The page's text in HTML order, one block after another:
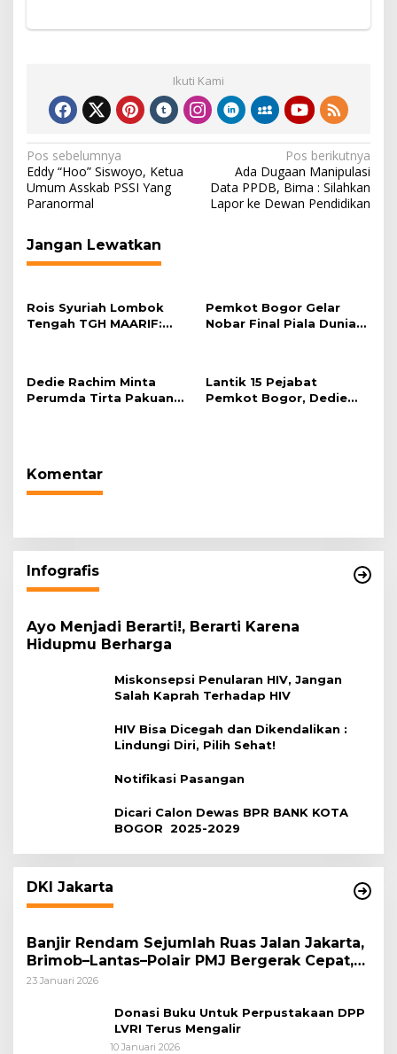
Ikuti Kami
Navigasi
pos
Pos sebelumnya
Eddy “Hoo” Siswoyo, Ketua
Umum Asskab PSSI Yang
Paranormal
Pos berikutnya
Ada Dugaan Manipulasi
Data PPDB, Bima : Silahkan
Lapor ke Dewan Pendidikan
Jangan Lewatkan
Rois Syuriah Lombok
Tengah TGH MAARIF:
Pemkot Bogor Gelar
Nobar Final Piala Dunia
Dedie Rachim Minta
Perumda Tirta Pakuan
Lantik 15 Pejabat
Pemkot Bogor, Dedie
Komentar
Infografis
Ayo Menjadi Berarti!, Berarti Karena
Hidupmu Berharga
Miskonsepsi Penularan HIV, Jangan
Salah Kaprah Terhadap HIV
HIV Bisa Dicegah dan Dikendalikan :
Lindungi Diri, Pilih Sehat!
Notifikasi Pasangan
Dicari Calon Dewas BPR BANK KOTA
BOGOR 2025-2029
DKI Jakarta
Banjir Rendam Sejumlah Ruas Jalan Jakarta,
Brimob–Lantas–Polair PMJ Bergerak Cepat,
Polri Siagakan 128.247 Personel Secara
23 Januari 2026
Donasi Buku Untuk Perpustakaan DPP
LVRI Terus Mengalir
10 Januari 2026